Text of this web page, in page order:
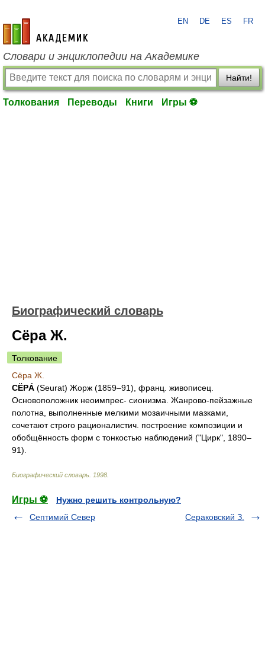
academic.ru
EN DE ES FR
Словари и энциклопедии на Академике
Найти!
Толкования Переводы Книги Игры ⚽
Биографический словарь
Сёра Ж.
Толкование
Сёра Ж.
СЁРÁ (Seurat) Жорж (1859–91), франц. живописец.
Основоположник неоимпрес- сионизма. Жанрово-пейзажные
полотна, выполненные мелкими мозаичными мазками,
сочетают строго рационалистич. построение композиции и
обобщённость форм с тонкостью наблюдений ("Цирк", 1890–
91).
Биографический словарь 1998
Игры ⚽
Нужно решить контрольную?
Септимий Север
Сераковский З.